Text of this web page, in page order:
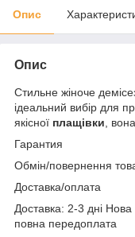
Опис
Опис
Стильне жіноче
ідеальний вибір для
якісної плащівки ,
Гарантия
Обмін/повернення
Доставка/оплата
Доставка: 2-3 дні
повна передоплата